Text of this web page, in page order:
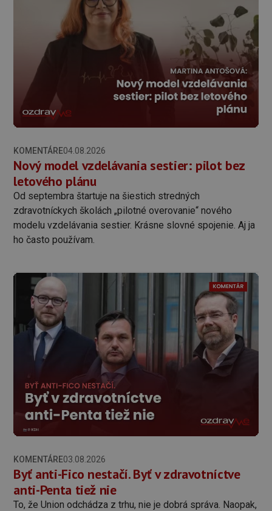
KOMENTÁRE04.08.2026
Nový model vzdelávania sestier: pilot bez
letového plánu
Od septembra štartuje na šiestich stredných
zdravotníckych školách „pilotné overovanie“ nového
modelu vzdelávania sestier. Krásne slovné spojenie. Aj ja
ho často používam.
KOMENTÁRE03.08.2026
Byť anti-Fico nestačí. Byť v zdravotníctve
anti-Penta tiež nie
To, že Union odchádza z trhu, nie je dobrá správa. Naopak,